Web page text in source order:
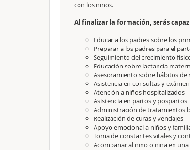
con los niños.
Al finalizar la formación, serás
Educar a los padres sobre los
Preparar a los padres para el
Seguimiento del crecimiento
Educación sobre lactancia
Asesoramiento sobre hábitos de
Asistencia en consultas y
Atención a niños hospitalizados
Asistencia en partos y pospartos
Administración de tratamientos
Realización de curas y vendajes
Apoyo emocional a niños y
Toma de constantes vitales y
Acompañar al niño o niña en